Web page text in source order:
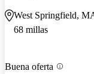
West Springfield,
68 millas
Buena oferta